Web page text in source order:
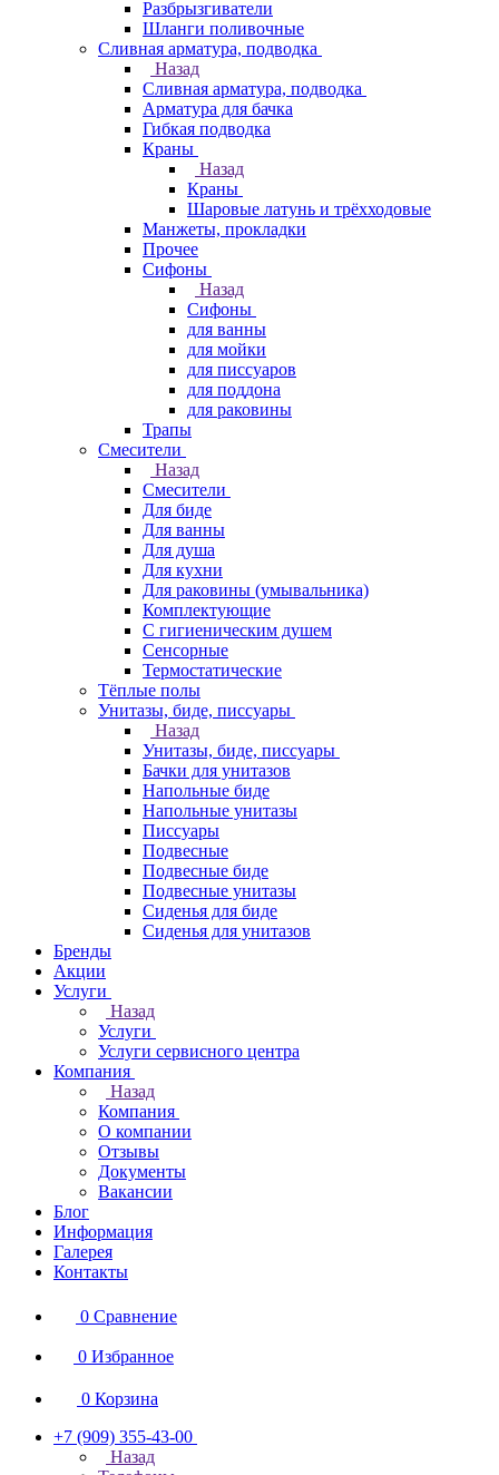
Разбрызгиватели
Шланги поливочные
Сливная арматура, подводка
Назад
Сливная арматура, подводка
Арматура для бачка
Гибкая подводка
Краны
Назад
Краны
Шаровые латунь и трёхходовые
Манжеты, прокладки
Прочее
Сифоны
Назад
Сифоны
для ванны
для мойки
для писсуаров
для поддона
для раковины
Трапы
Смесители
Назад
Смесители
Для биде
Для ванны
Для душа
Для кухни
Для раковины (умывальника)
Комплектующие
С гигиеническим душем
Сенсорные
Термостатические
Тёплые полы
Унитазы, биде, писсуары
Назад
Унитазы, биде, писсуары
Бачки для унитазов
Напольные биде
Напольные унитазы
Писсуары
Подвесные
Подвесные биде
Подвесные унитазы
Сиденья для биде
Сиденья для унитазов
Бренды
Акции
Услуги
Назад
Услуги
Услуги сервисного центра
Компания
Назад
Компания
О компании
Отзывы
Документы
Вакансии
Блог
Информация
Галерея
Контакты
0 Сравнение
0 Избранное
0 Корзина
+7 (909) 355-43-00
Назад